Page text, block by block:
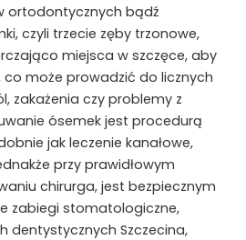
ortodontycznych bądź
czyli trzecie zęby trzonowe,
miejsca w szczęce, aby
może prowadzić do licznych
zakażenia czy problemy z
ósemek jest procedurą
jak leczenie kanałowe,
przy prawidłowym
chirurga, jest bezpiecznym
zabiegi stomatologiczne,
dentystycznych Szczecina,